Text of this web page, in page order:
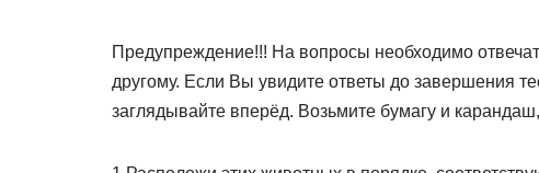
Предупреждение!!! На вопросы необходимо
другому. Если Вы увидите ответы до завершения
заглядывайте вперёд. Возьмите бумагу и